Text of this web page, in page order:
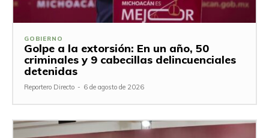
GOBIERNO
Golpe a la extorsión: En un año, 50
criminales y 9 cabecillas delincuenciales
detenidas
Reportero Directo - 6 de agosto de 2026